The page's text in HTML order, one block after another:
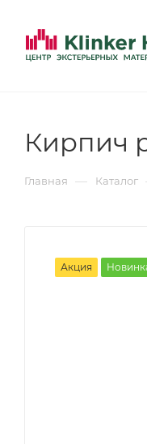
Кирпич
Главная — Каталог
Акция